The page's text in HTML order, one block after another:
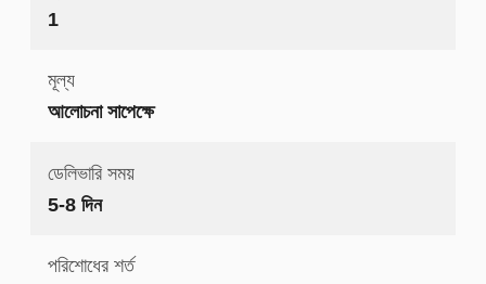
1
মূল্য
আলোচনা সাপেক্ষে
ডেলিভারি সময়
5-8 দিন
পরিশোধের শর্ত